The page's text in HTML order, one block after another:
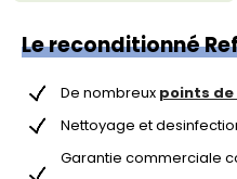
Le reconditionné
De nombreux points
Nettoyage et
Garantie commerciale